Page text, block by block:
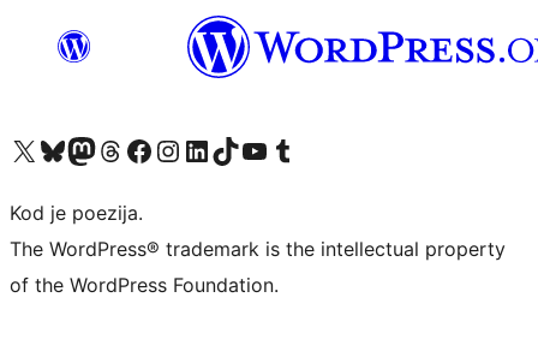
Visit our X (formerly Twitter) account
Visit our Bluesky account
Visit our Mastodon account
Visit our Threads account
Visit our Facebook page
Visit our Instagram account
Visit our LinkedIn account
Visit our TikTok account
Visit our YouTube channel
Visit our Tumblr account
Kod je poezija.
The WordPress® trademark is the intellectual property
of the WordPress Foundation.